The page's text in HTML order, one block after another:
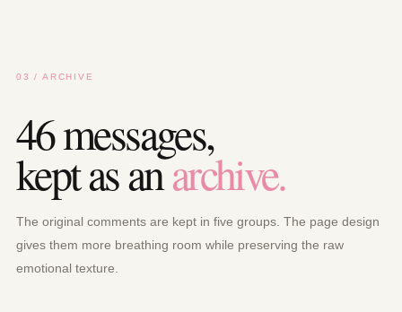
03 / ARCHIVE
46 messages,
kept as anarchive.
The original comments are kept in five groups. The page design
gives them more breathing room while preserving the raw
emotional texture.